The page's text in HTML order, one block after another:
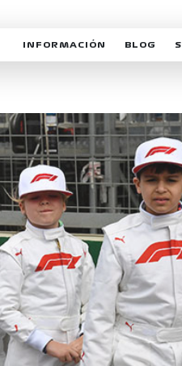
INFORMACIÓN
DERECHO DE PRIMERA
REFORESTEMOS JUNTOS
MOTORSPORT ACADEMY
VOLUNTARIOS
EXPOSICIÓN FOTOGRÁFICA
CAMPEONATO
PATROCINADORES
LEGALES TICKETMASTER
BLOG